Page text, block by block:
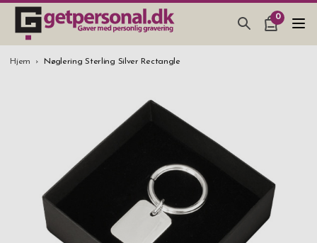
0
GAVEARTIKLAR & TING
SMYKKER & ACCESSORIES
BRYLLUPSGAVE 2026
STUDENTERGAVE 2026
Hjem Nøglering Sterling Silver Rectangle